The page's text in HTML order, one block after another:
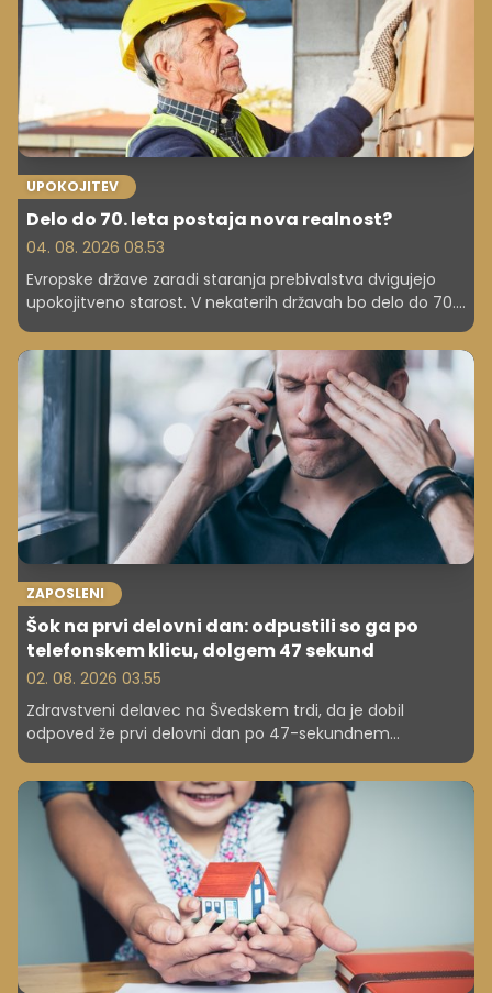
UPOKOJITEV
Delo do 70. leta postaja nova realnost?
04. 08. 2026 08.53
Evropske države zaradi staranja prebivalstva dvigujejo
upokojitveno starost. V nekaterih državah bo delo do 70.
leta ali več postalo nova realnost. Kaj to pomeni za
zaposlene? Po projekcijah OECD bi namreč lahko
današnji mladi zaposleni na Danskem v prihodnosti delali
celo do 74. leta starosti.
ZAPOSLENI
Šok na prvi delovni dan: odpustili so ga po
telefonskem klicu, dolgem 47 sekund
02. 08. 2026 03.55
Zdravstveni delavec na Švedskem trdi, da je dobil
odpoved že prvi delovni dan po 47-sekundnem
zdravju na delovnem mestu in pravicah zaposlenih.